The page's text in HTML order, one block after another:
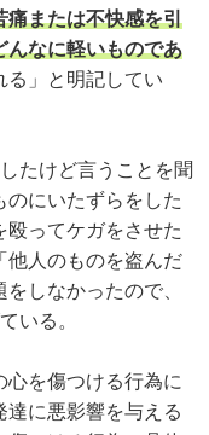
痛または不快感を引
んなに軽いものであ
る」と明記してい
たけど言うことを聞
のにいたずらをした
殴ってケガをさせた
他人のものを盗んだ
をしなかったので、
いる。
を傷つける行為に
に悪影響を与える